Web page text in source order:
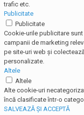
trafic etc.
Publicitate
Publicitate
Cookie-urile publicitare
campanii de marketing
pe site-uri web și
personalizate.
Altele
Altele
Alte cookie-uri
încă clasificate într-o
SALVEAZĂ ȘI ACCEPTĂ